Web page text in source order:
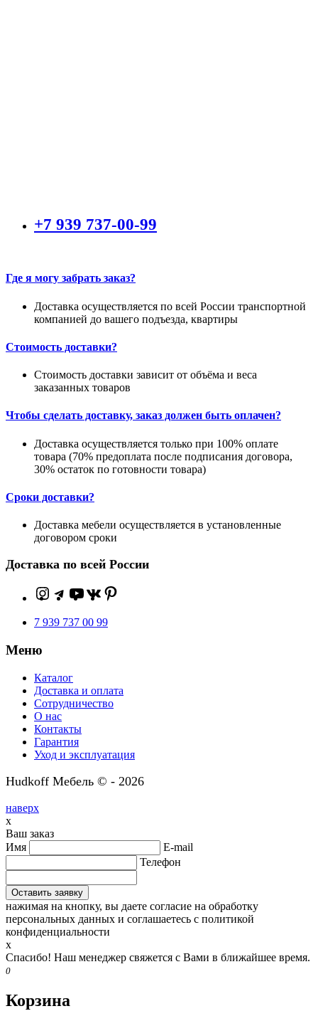
+7 939 737-00-99
Где я могу забрать заказ?
Доставка осуществляется по всей России транспортной
компанией до вашего подъезда, квартиры
Стоимость доставки?
Стоимость доставки зависит от объёма и веса
заказанных товаров
Чтобы сделать доставку, заказ должен быть оплачен?
Доставка осуществляется только при 100% оплате
товара (70% предоплата после подписания договора,
30% остаток по готовности товара)
Сроки доставки?
Доставка мебели осуществляется в установленные
договором сроки
Доставка по всей России
7 939 737 00 99
Меню
Каталог
Доставка и оплата
Сотрудничество
О нас
Контакты
Гарантия
Уход и эксплуатация
Hudkoff Мебель © - 2026
наверх
x
Ваш заказ
Имя
E-mail
Телефон
нажимая на кнопку, вы даете согласие на обработку
персональных данных и соглашаетесь c политикой
конфиденциальности
x
Спасибо! Наш менеджер свяжется с Вами в ближайшее время.
0
Корзина